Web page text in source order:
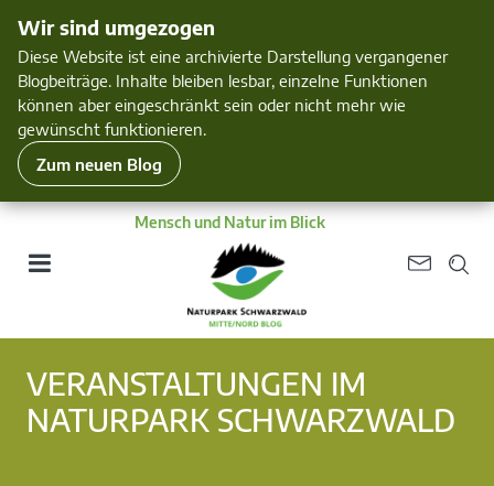
Wir sind umgezogen
Diese Website ist eine archivierte Darstellung vergangener
Blogbeiträge. Inhalte bleiben lesbar, einzelne Funktionen
können aber eingeschränkt sein oder nicht mehr wie
gewünscht funktionieren.
Zum neuen Blog
Mensch und Natur im Blick
VERANSTALTUNGEN IM
NATURPARK SCHWARZWALD